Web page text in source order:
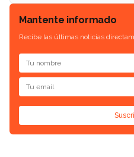
Mantente informado
Recibe las últimas noticias